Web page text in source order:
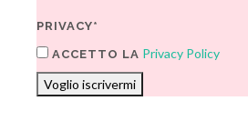
PRIVACY*
ACCETTO LA Privacy Policy
Voglio iscrivermi